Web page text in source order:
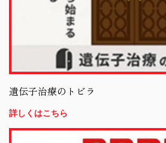
遺伝子治療のトビラ
詳しくはこちら